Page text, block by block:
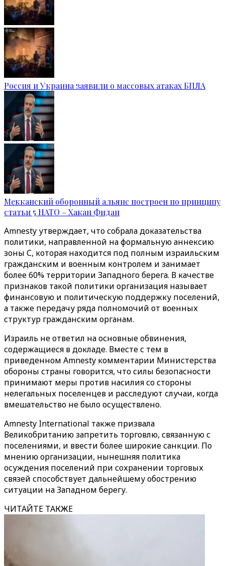
Россия и Украина заявили о массовых атаках БПЛА
Мекканский оборонный альянс построен по принципу
статьи 5 НАТО – Хакан Фидан
Amnesty утверждает, что собрала доказательства
политики, направленной на формальную аннексию
зоны С, которая находится под полным израильским
гражданским и военным контролем и занимает
более 60% территории Западного берега. В качестве
признаков такой политики организация называет
финансовую и политическую поддержку поселений,
а также передачу ряда полномочий от военных
структур гражданским органам.
Израиль не ответил на основные обвинения,
содержащиеся в докладе. Вместе с тем в
приведенном Amnesty комментарии Министерства
обороны страны говорится, что силы безопасности
принимают меры против насилия со стороны
нелегальных поселенцев и расследуют случаи, когда
вмешательство не было осуществлено.
Amnesty International также призвала
Великобританию запретить торговлю, связанную с
поселениями, и ввести более широкие санкции. По
мнению организации, нынешняя политика
осуждения поселений при сохранении торговых
связей способствует дальнейшему обострению
ситуации на Западном берегу.
ЧИТАЙТЕ ТАКЖЕ